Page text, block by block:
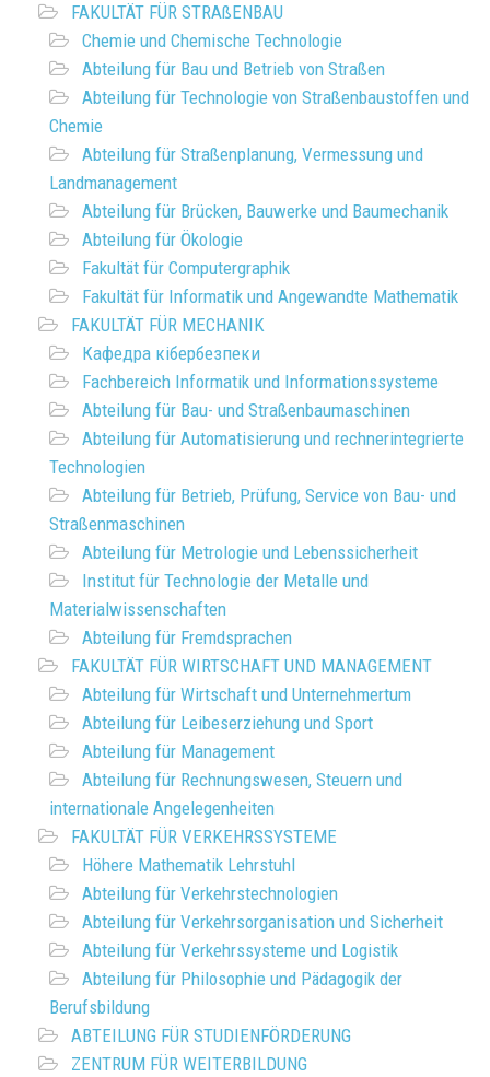
FAKULTÄT FÜR STRAßENBAU
Chemie und Chemische Technologie
Abteilung für Bau und Betrieb von Straßen
Abteilung für Technologie von Straßenbaustoffen und
Chemie
Abteilung für Straßenplanung, Vermessung und
Landmanagement
Abteilung für Brücken, Bauwerke und Baumechanik
Abteilung für Ökologie
Fakultät für Computergraphik
Fakultät für Informatik und Angewandte Mathematik
FAKULTÄT FÜR MECHANIK
Кафедра кібербезпеки
Fachbereich Informatik und Informationssysteme
Abteilung für Bau- und Straßenbaumaschinen
Abteilung für Automatisierung und rechnerintegrierte
Technologien
Abteilung für Betrieb, Prüfung, Service von Bau- und
Straßenmaschinen
Abteilung für Metrologie und Lebenssicherheit
Institut für Technologie der Metalle und
Materialwissenschaften
Abteilung für Fremdsprachen
FAKULTÄT FÜR WIRTSCHAFT UND MANAGEMENT
Abteilung für Wirtschaft und Unternehmertum
Abteilung für Leibeserziehung und Sport
Abteilung für Management
Abteilung für Rechnungswesen, Steuern und
internationale Angelegenheiten
FAKULTÄT FÜR VERKEHRSSYSTEME
Höhere Mathematik Lehrstuhl
Abteilung für Verkehrstechnologien
Abteilung für Verkehrsorganisation und Sicherheit
Abteilung für Verkehrssysteme und Logistik
Abteilung für Philosophie und Pädagogik der
Berufsbildung
ABTEILUNG FÜR STUDIENFÖRDERUNG
ZENTRUM FÜR WEITERBILDUNG